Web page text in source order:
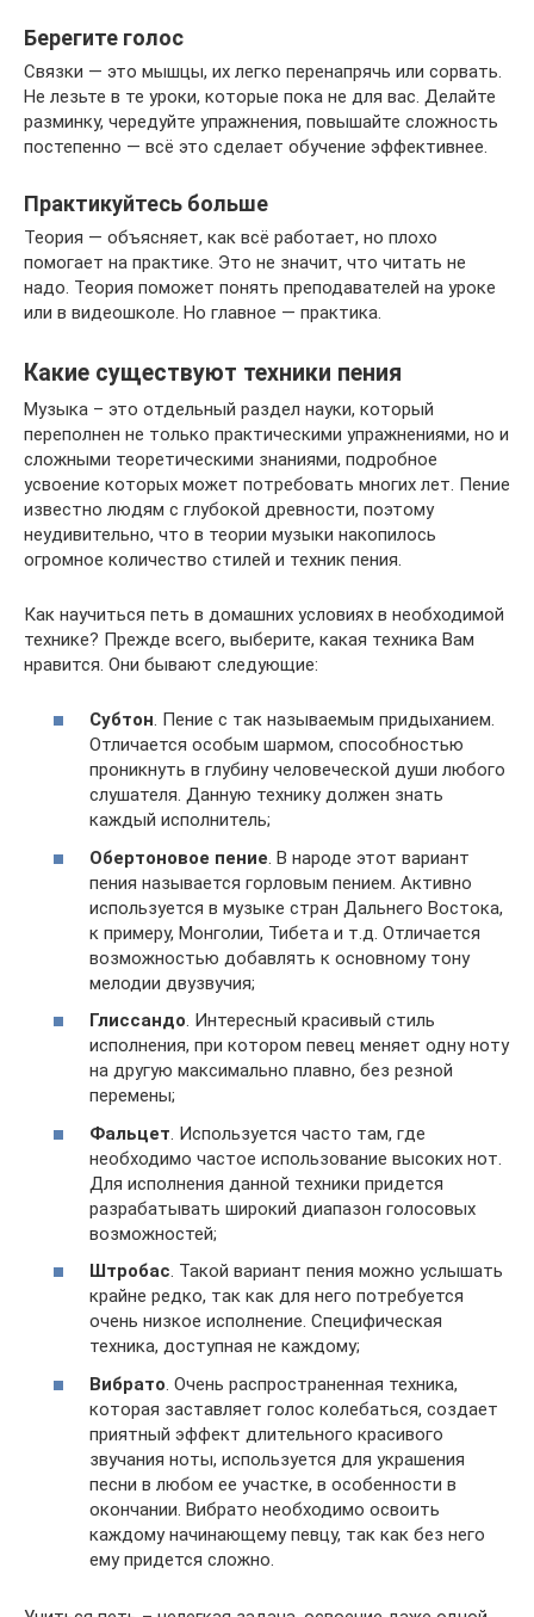
Берегите голос
Связки — это мышцы, их легко перенапрячь или сорвать.
Не лезьте в те уроки, которые пока не для вас. Делайте
разминку, чередуйте упражнения, повышайте сложность
постепенно — всё это сделает обучение эффективнее.
Практикуйтесь больше
Теория — объясняет, как всё работает, но плохо
помогает на практике. Это не значит, что читать не
надо. Теория поможет понять преподавателей на уроке
или в видеошколе. Но главное — практика.
Какие существуют техники пения
Музыка – это отдельный раздел науки, который
переполнен не только практическими упражнениями, но и
сложными теоретическими знаниями, подробное
усвоение которых может потребовать многих лет. Пение
известно людям с глубокой древности, поэтому
неудивительно, что в теории музыки накопилось
огромное количество стилей и техник пения.
Как научиться петь в домашних условиях в необходимой
технике? Прежде всего, выберите, какая техника Вам
нравится. Они бывают следующие:
Субтон. Пение с так называемым придыханием.
Отличается особым шармом, способностью
проникнуть в глубину человеческой души любого
слушателя. Данную технику должен знать
каждый исполнитель;
Обертоновое пение . В народе этот вариант
пения называется горловым пением. Активно
используется в музыке стран Дальнего Востока,
к примеру, Монголии, Тибета и т.д. Отличается
возможностью добавлять к основному тону
мелодии двузвучия;
Глиссандо. Интересный красивый стиль
исполнения, при котором певец меняет одну ноту
на другую максимально плавно, без резной
перемены;
Фальцет . Используется часто там, где
необходимо частое использование высоких нот.
Для исполнения данной техники придется
разрабатывать широкий диапазон голосовых
возможностей;
Штробас. Такой вариант пения можно услышать
крайне редко, так как для него потребуется
очень низкое исполнение. Специфическая
техника, доступная не каждому;
Вибрато . Очень распространенная техника,
которая заставляет голос колебаться, создает
приятный эффект длительного красивого
звучания ноты, используется для украшения
песни в любом ее участке, в особенности в
окончании. Вибрато необходимо освоить
каждому начинающему певцу, так как без него
ему придется сложно.